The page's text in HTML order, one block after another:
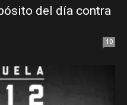
del día contra
10